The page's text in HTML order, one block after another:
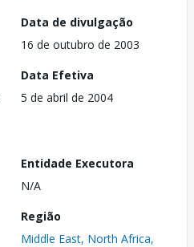
Data de divulgação
16 de outubro de 2003
Data Efetiva
5 de abril de 2004
Entidade Executora
N/A
Região
Middle East, North Africa,